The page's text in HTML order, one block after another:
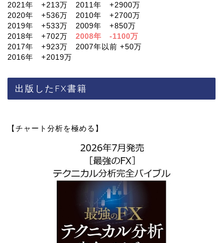
2021年 +213万 2011年 +2900万
2020年 +536万 2010年 +2700万
2019年 +533万 2009年 +850万
2018年 +702万 2008年 -1100万
2017年 +923万 2007年以前 +50万
2016年 +2019万
出版したFX書籍
【チャート分析を極める】